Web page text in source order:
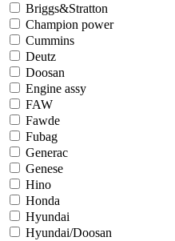
Briggs&Stratton
Champion power
Cummins
Deutz
Doosan
Engine assy
FAW
Fawde
Fubag
Generac
Genese
Hino
Honda
Hyundai
Hyundai/Doosan